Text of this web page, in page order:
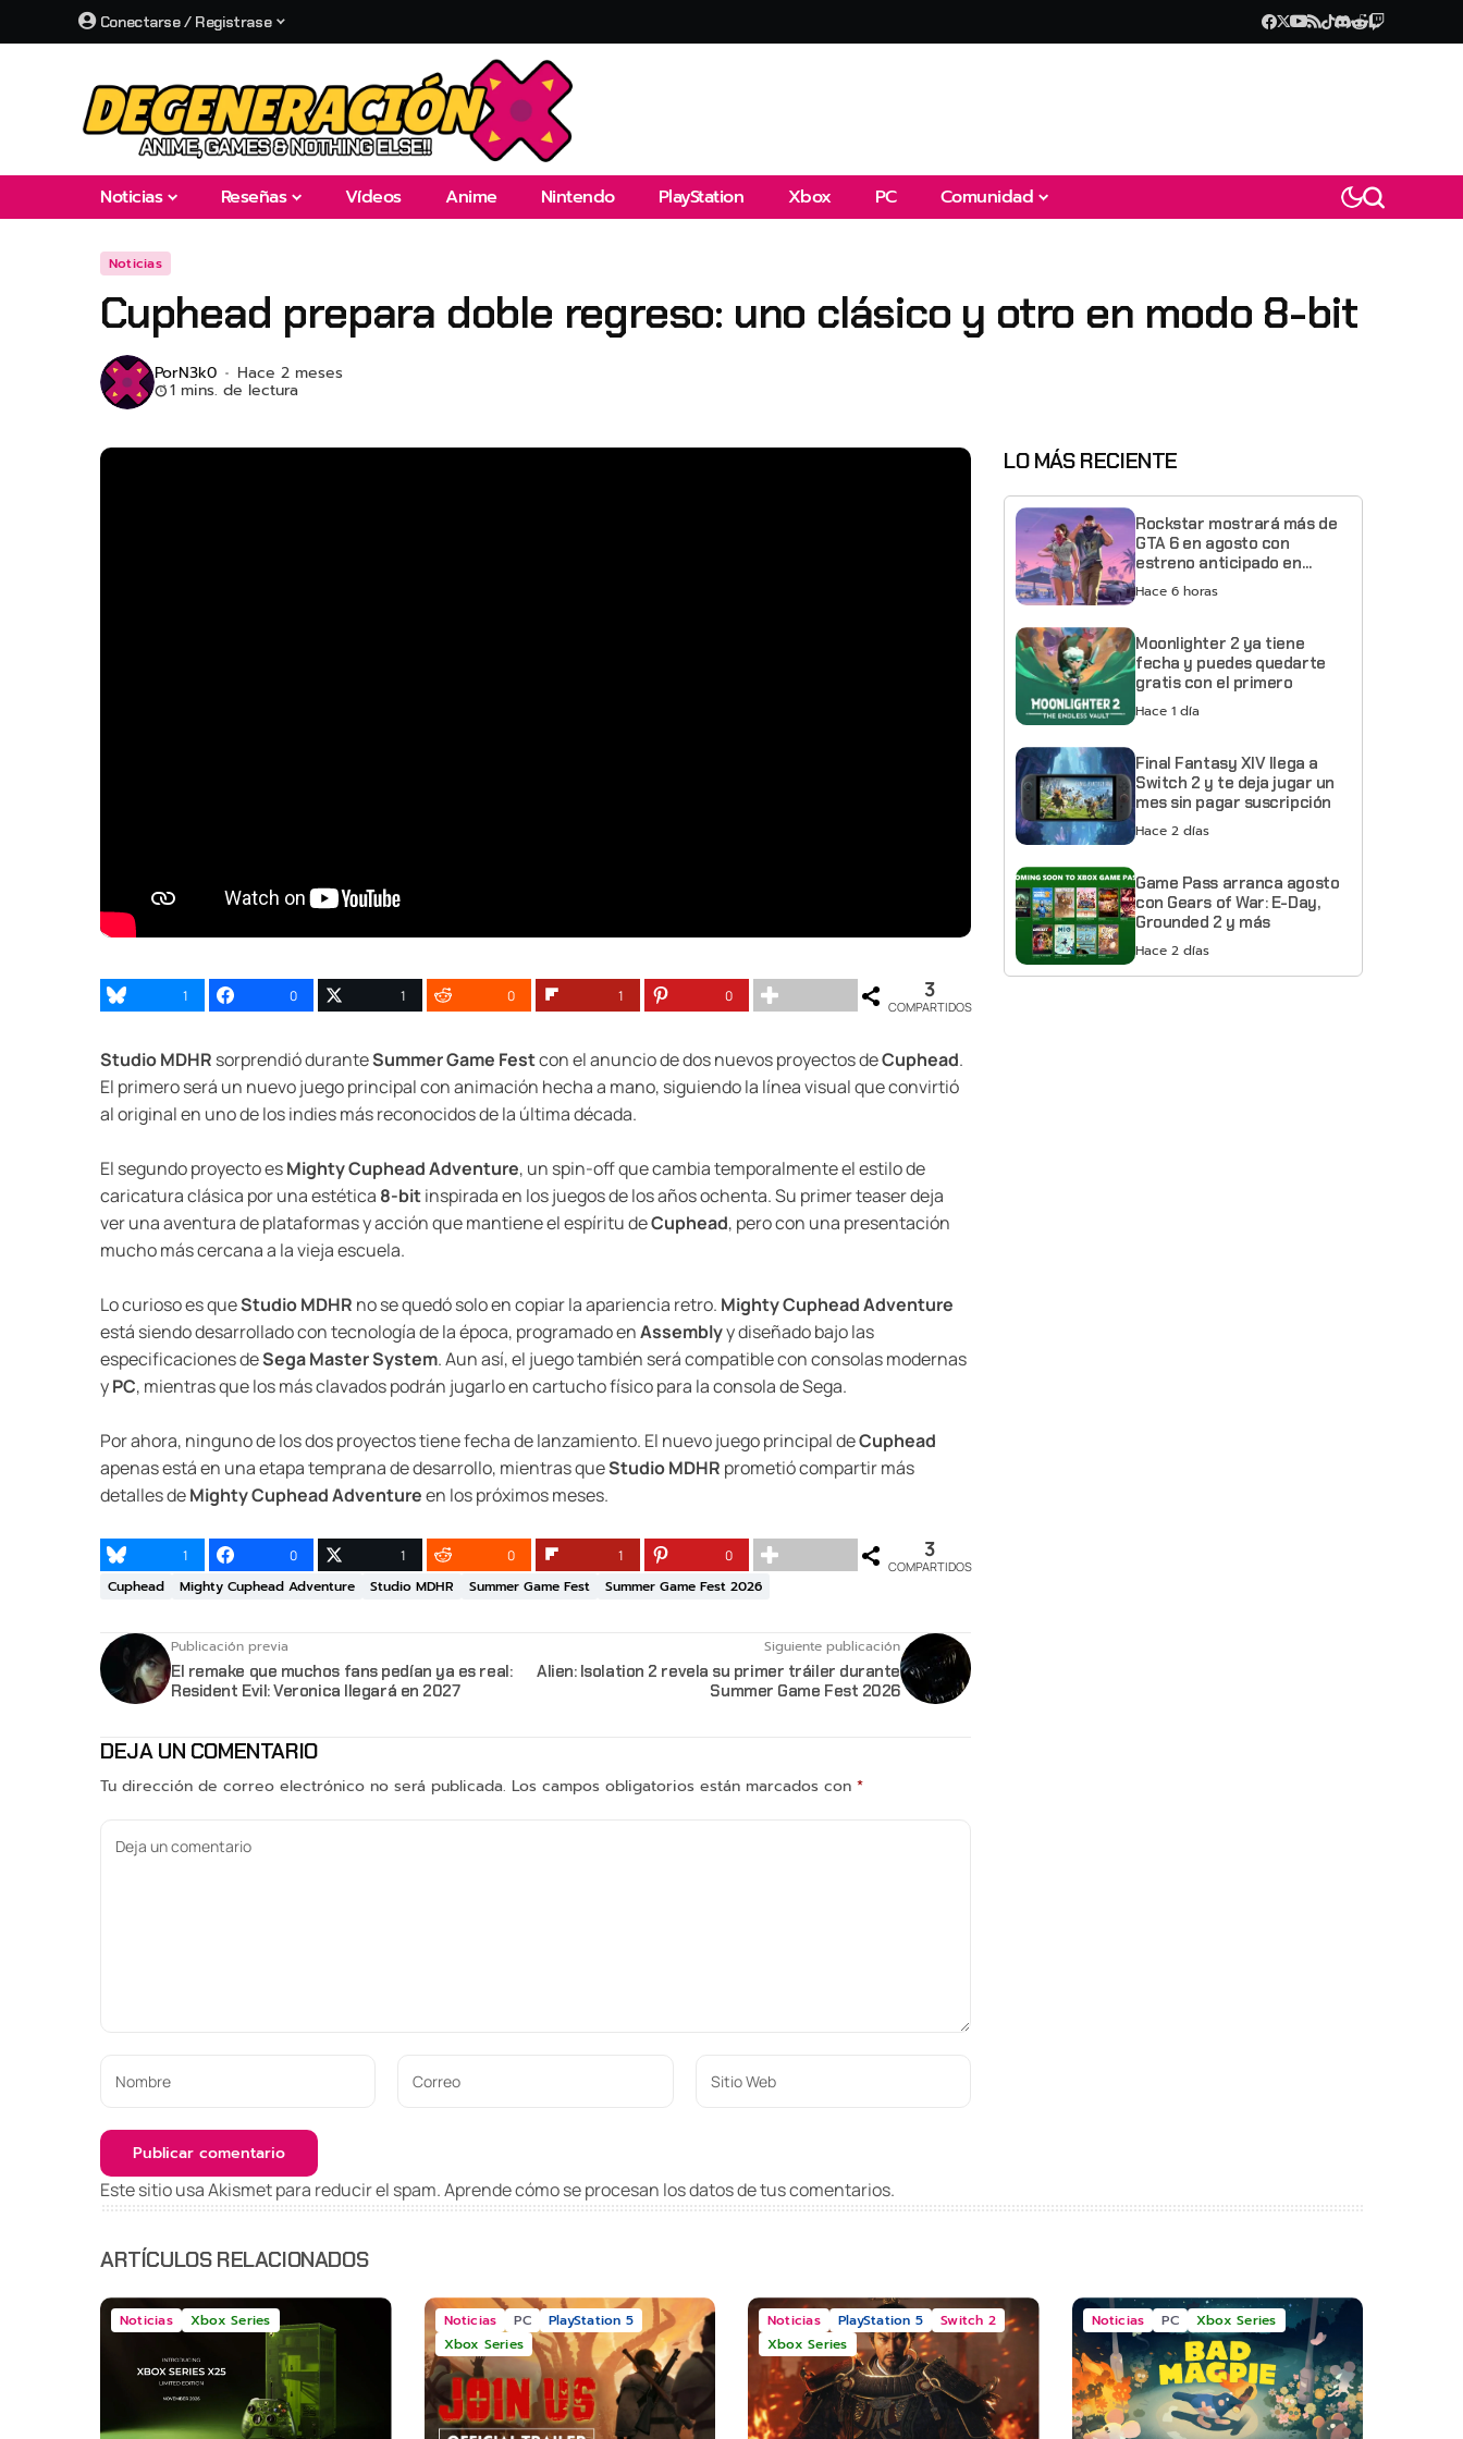
Conectarse / Registrase
Noticias Reseñas Vídeos Anime Nintendo PlayStation Xbox PC Comunidad
Noticias
Cuphead prepara doble regreso: uno clásico y otro en modo 8-bit
PorN3k0 Hace 2 meses
1 mins. de lectura
1 0 1 0 1 0 3
COMPARTIDOS
Studio MDHR sorprendió duranteSummer Game Festcon el anuncio de dos nuevos proyectos deCuphead.
El primero será un nuevo juego principal con animación hecha a mano, siguiendo la línea visual que convirtió
al original en uno de los indies más reconocidos de la última década.
El segundo proyecto esMighty Cuphead Adventure, un spin-off que cambia temporalmente el estilo de
caricatura clásica por una estética 8-bitinspirada en los juegos de los años ochenta. Su primer teaser deja
ver una aventura de plataformas y acción que mantiene el espíritu deCuphead, pero con una presentación
mucho más cercana a la vieja escuela.
Lo curioso es queStudio MDHR no se quedó solo en copiar la apariencia retro. Mighty Cuphead Adventure
está siendo desarrollado con tecnología de la época, programado enAssemblyy diseñado bajo las
especificaciones deSega Master System. Aun así, el juego también será compatible con consolas modernas
yPC, mientras que los más clavados podrán jugarlo en cartucho físico para la consola de Sega.
Por ahora, ninguno de los dos proyectos tiene fecha de lanzamiento. El nuevo juego principal deCuphead
apenas está en una etapa temprana de desarrollo, mientras queStudio MDHR prometió compartir más
detalles deMighty Cuphead Adventureen los próximos meses.
1 0 1 0 1 0 3
COMPARTIDOS
Cuphead Mighty Cuphead Adventure Studio MDHR Summer Game Fest Summer Game Fest 2026
Publicación previa
El remake que muchos fans pedían ya es real:
Resident Evil: Veronica llegará en 2027
Siguiente publicación
Alien: Isolation 2 revela su primer tráiler durante
Summer Game Fest 2026
DEJA UN COMENTARIO
Tu dirección de correo electrónico no será publicada. Los campos obligatorios están marcados con *
Este sitio usa Akismet para reducir el spam.Aprende cómo se procesan los datos de tus comentarios.
LO MÁS RECIENTE
Rockstar mostrará más de
GTA 6 en agosto con
estreno anticipado en
Netflix
Hace 6 horas
Moonlighter 2 ya tiene
fecha y puedes quedarte
gratis con el primero
Hace 1 día
Final Fantasy XIV llega a
Switch 2 y te deja jugar un
mes sin pagar suscripción
Hace 2 días
Game Pass arranca agosto
con Gears of War: E-Day,
Grounded 2 y más
Hace 2 días
ARTÍCULOS RELACIONADOS
Noticias Xbox Series Noticias PC
PlayStation 5
Xbox Series
Noticias PlayStation 5
Switch 2
Xbox Series
Noticias PC Xbox Series